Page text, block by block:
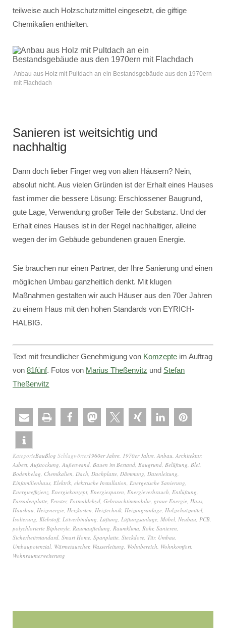
teilweise auch Holzschutzmittel eingesetzt, die giftige
Chemikalien enthielten.
Anbau aus Holz mit Pultdach an ein Bestandsgebäude aus den 1970ern
mit Flachdach
Sanieren ist weitsichtig und
nachhaltig
Dann doch lieber Finger weg von alten Häusern? Nein,
absolut nicht. Aus vielen Gründen ist der Erhalt eines Hauses
fast immer die bessere Lösung: Erschlossener Baugrund,
gute Lage, Verwendung großer Teile der Substanz. Und der
Erhalt eines Hauses ist in der Regel nachhaltiger, alleine
wegen der im Gebäude gebundenen grauen Energie.
Sie brauchen nur einen Partner, der Ihre Sanierung und einen
möglichen Umbau ganzheitlich denkt. Mit klugen
Maßnahmen gestalten wir auch Häuser aus den 70er Jahren
zu einem Haus mit den hohen Standards von EYRICH-
HALBIG.
Text mit freundlicher Genehmigung von Komzepte im Auftrag
von 81fünf. Fotos von Marius Theßenvitz und Stefan
Theßenvitz
KategorieBauBlog Schlagwörter1960er Jahre, 1970er Jahre, Anbau, Architektur,
Asbest, Aufstockung, Außenwand, Bauen im Bestand, Baugrund, Belüftung, Blei,
Bodenbelag, Chemikalien, Dach, Dachplatte, Dämmung, Datenleitung,
Einfamilienhaus, Elektrik, elektrische Installation, Energetische Sanierung,
Energieeffizienz, Energiekonzept, Energiesparen, Energieverbrauch, Entlüftung,
Fassadenplatte, Fenster, Formaldehyd, Gebrauchtimmobilie, graue Energie, Haus,
Hausbau, Heizenergie, Heizkosten, Heiztechnik, Heizungsanlage, Holzschutzmittel,
Isolierung, Klebstoff, Lötverbindung, Lüftung, Lüftungsanlage, Möbel, Neubau, PCB,
polychlorierte Biphenyle, Raumaufteilung, Raumklima, Rohr, Sanieren,
Sicherheitsstandard, Smart Home, Spanplatte, Steckdose, Tür, Umbau,
Umbaupotenzial, Wärmetauscher, Wasserleitung, Wohnbereich, Wohnkomfort,
Wohnraumerweiterung